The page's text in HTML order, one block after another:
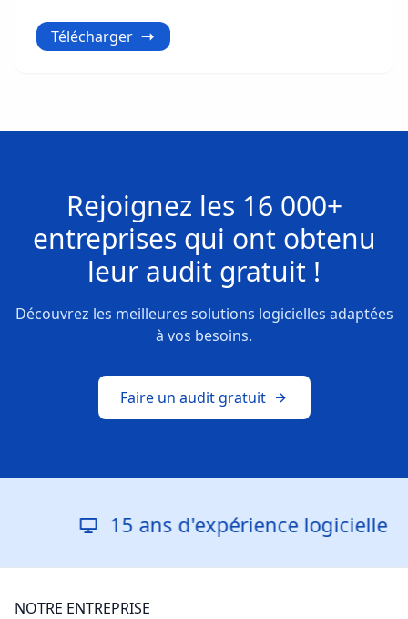
Télécharger
Rejoignez les 16 000+
entreprises qui ont obtenu
leur audit gratuit !
Découvrez les meilleures solutions logicielles adaptées
à vos besoins.
Faire un audit gratuit
15 ans d'expérience logicielle
NOTRE ENTREPRISE